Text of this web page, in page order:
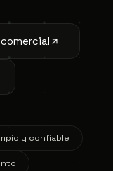
y confiable